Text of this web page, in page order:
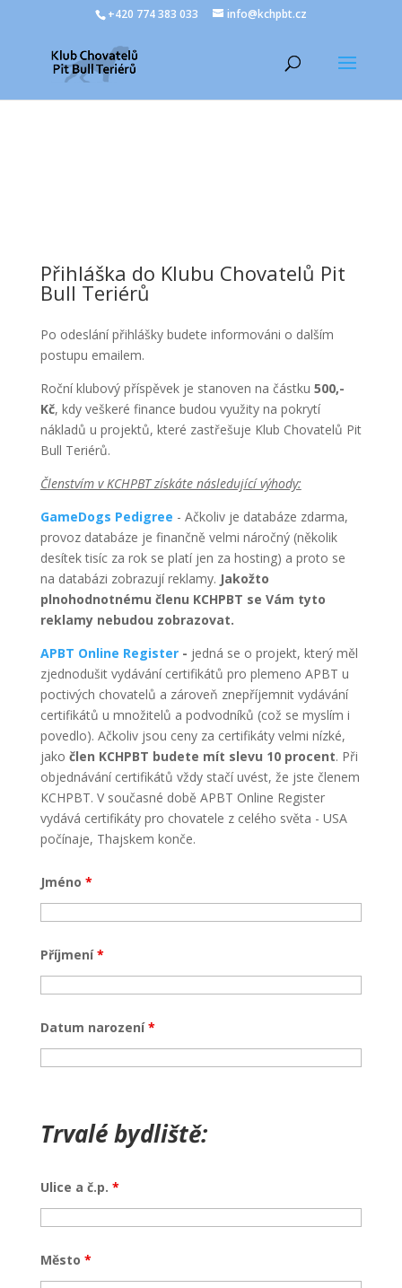
+420 774 383 033 info@kchpbt.cz
Přihláška do Klubu Chovatelů Pit
Bull Teriérů
Po odeslání přihlášky budete informováni o dalším
postupu emailem.
Roční klubový příspěvek je stanoven na částku 500,-
Kč, kdy veškeré finance budou využity na pokrytí
nákladů u projektů, které zastřešuje Klub Chovatelů Pit
Bull Teriérů.
Členstvím v KCHPBT získáte následující výhody:
GameDogs Pedigree - Ačkoliv je databáze zdarma,
provoz databáze je finančně velmi náročný (několik
desítek tisíc za rok se platí jen za hosting) a proto se
na databázi zobrazují reklamy. Jakožto
plnohodnotnému členu KCHPBT se Vám tyto
reklamy nebudou zobrazovat.
APBT Online Register- jedná se o projekt, který měl
zjednodušit vydávání certifikátů pro plemeno APBT u
poctivých chovatelů a zároveň znepříjemnit vydávání
certifikátů u množitelů a podvodníků (což se myslím i
povedlo). Ačkoliv jsou ceny za certifikáty velmi nízké,
jako člen KCHPBT budete mít slevu 10 procent. Při
objednávání certifikátů vždy stačí uvést, že jste členem
KCHPBT. V současné době APBT Online Register
vydává certifikáty pro chovatele z celého světa - USA
počínaje, Thajskem konče.
Jméno *
Příjmení*
Datum narození*
Trvalé bydliště:
Ulice a č.p. *
Město *